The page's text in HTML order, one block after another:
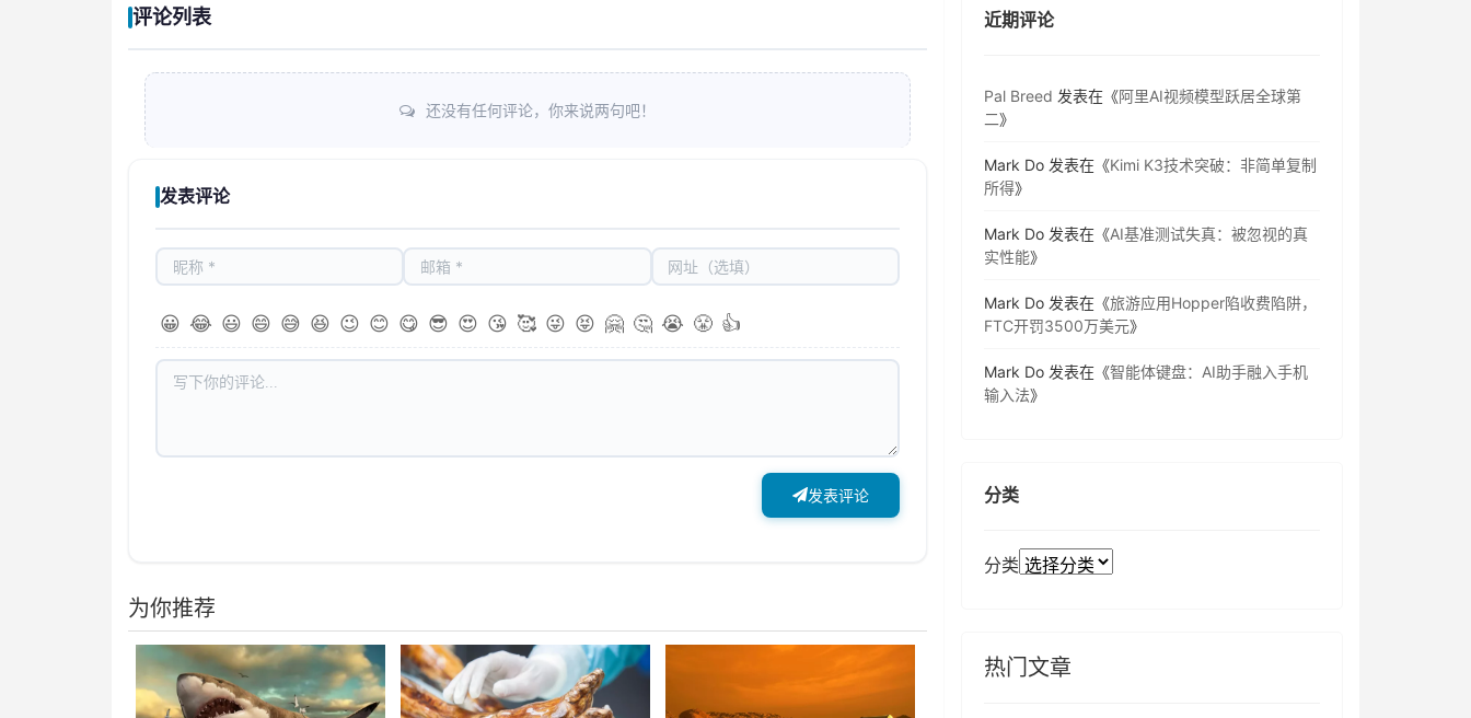
评论列表
还没有任何评论，你来说两句吧！
发表评论
😀 😂 😃 😄 😅 😆 😉 😊 😋 😎 😍 😘 🥰 😜 😝 🤗 🤔 😭 😤 👍
发表评论
为你推荐
近期评论
Pal Breed 发表在《阿里AI视频模型跃居全球第
二》
Mark Do 发表在《Kimi K3技术突破：非简单复制
所得》
Mark Do 发表在《AI基准测试失真：被忽视的真
实性能》
Mark Do 发表在《旅游应用Hopper陷收费陷阱，
FTC开罚3500万美元》
Mark Do 发表在《智能体键盘：AI助手融入手机
输入法》
分类
分类
热门文章